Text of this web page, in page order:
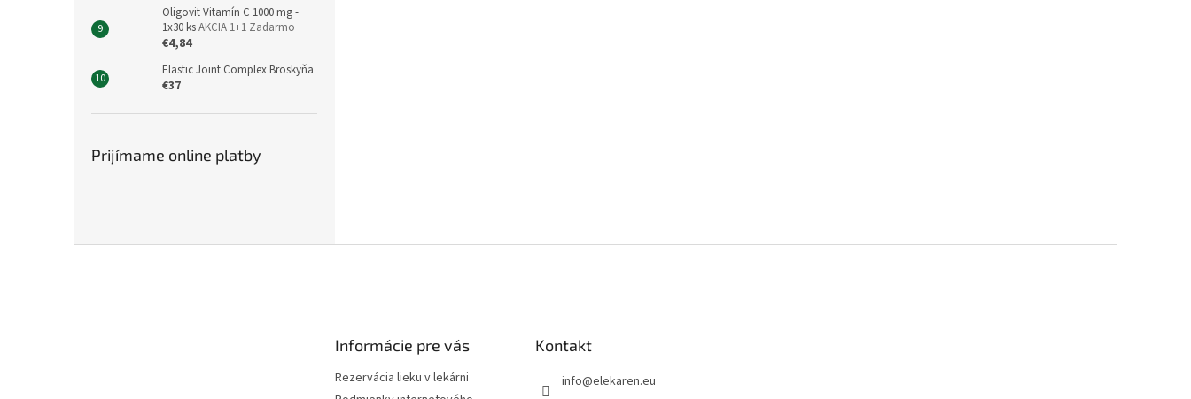
Oligovit Vitamín C 1000 mg -
1x30 ksAKCIA 1+1 Zadarmo
€4,84
Elastic Joint Complex Broskyňa
€37
Prijímame online platby
Informácie pre vás
Rezervácia lieku v lekárni
Kontakt
info@elekaren.eu